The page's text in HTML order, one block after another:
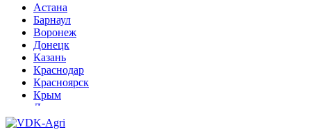
Астана
Барнаул
Воронеж
Донецк
Казань
Краснодар
Красноярск
Крым
Луганск
Москва
Нижний Новгород